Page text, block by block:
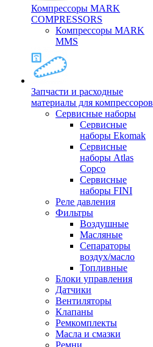
Компрессоры MARK
COMPRESSORS
Компрессоры MARK
MMS
Запчасти и расходные
материалы для компрессоров
Cервисные наборы
Сервисные
наборы Ekomak
Cервисные
наборы Atlas
Copco
Сервисные
наборы FINI
Реле давления
Фильтры
Воздушные
Масляные
Сепараторы
воздух/масло
Топливные
Блоки управления
Датчики
Вентиляторы
Клапаны
Ремкомплекты
Масла и смазки
Ремни